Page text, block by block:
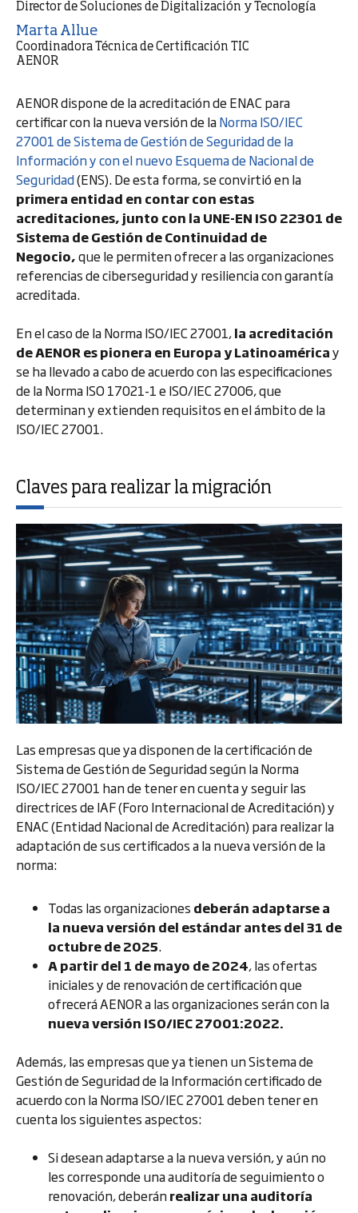
Director de Soluciones de Digitalización y Tecnología
Marta Allue
Coordinadora Técnica de Certificación TIC
AENOR
AENOR dispone de la acreditación de ENAC para
certificar con la nueva versión de laNorma ISO/IEC
27001 de Sistema de Gestión de Seguridad de la
Información y con el nuevo Esquema de Nacional de
Seguridad(ENS). De esta forma, se convirtió en la
primera entidad en contar con estas
acreditaciones, junto con la UNE-EN ISO 22301 de
Sistema de Gestión de Continuidad de
Negocio,que le permiten ofrecer a las organizaciones
referencias de ciberseguridad y resiliencia con garantía
acreditada.
En el caso de la Norma ISO/IEC 27001,la acreditación
de AENOR es pionera en Europa y Latinoaméricay
se ha llevado a cabo de acuerdo con las especificaciones
de la Norma ISO 17021-1 e ISO/IEC 27006, que
determinan y extienden requisitos en el ámbito de la
ISO/IEC 27001.
Claves para realizar la migración
Las empresas que ya disponen de la certificación de
Sistema de Gestión de Seguridad según la Norma
ISO/IEC 27001 han de tener en cuenta y seguir las
directrices de IAF (Foro Internacional de Acreditación) y
ENAC (Entidad Nacional de Acreditación) para realizar la
adaptación de sus certificados a la nueva versión de la
norma:
Todas las organizaciones deberán adaptarse a
la nueva versión del estándar antes del 31 de
octubre de 2025.
A partir del 1 de mayo de 2024, las ofertas
iniciales y de renovación de certificación que
ofrecerá AENOR a las organizaciones serán con la
nueva versión ISO/IEC 27001:2022.
Además, las empresas que ya tienen un Sistema de
Gestión de Seguridad de la Información certificado de
acuerdo con la Norma ISO/IEC 27001 deben tener en
cuenta los siguientes aspectos:
Si desean adaptarse a la nueva versión, y aún no
les corresponde una auditoría de seguimiento o
renovación, deberánrealizar una auditoría